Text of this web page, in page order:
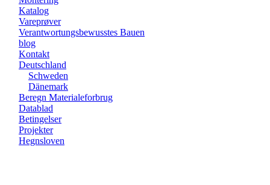
Katalog
Vareprøver
Verantwortungsbewusstes Bauen
blog
Kontakt
Deutschland
Schweden
Dänemark
Beregn Materialeforbrug
Datablad
Betingelser
Projekter
Hegnsloven